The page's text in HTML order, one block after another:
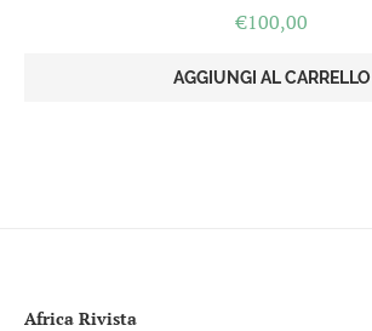
€100,00
AGGIUNGI AL CARRELLO
Africa Rivista